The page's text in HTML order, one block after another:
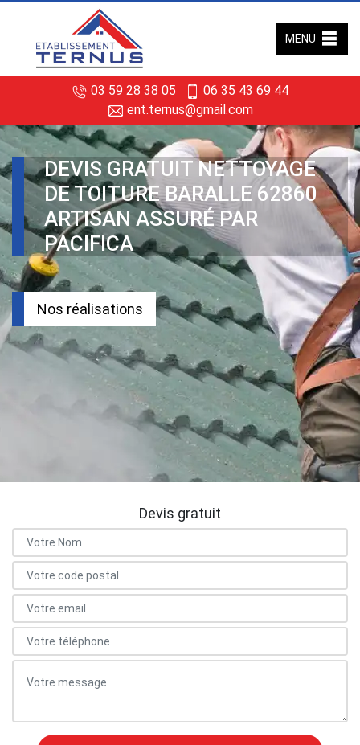
03 59 28 38 05
06 35 43 69 44
ent.ternus@gmail.com
MENU
DEVIS GRATUIT NETTOYAGE
DE TOITURE BARALLE 62860
ARTISAN ASSURÉ PAR
PACIFICA
Nos réalisations
Devis gratuit